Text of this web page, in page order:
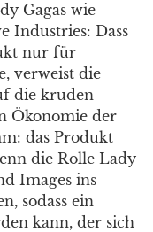
Gagas wie
Industries: Dass
nur für
verweist die
die kruden
Ökonomie der
das Produkt
die Rolle Lady
Images ins
sodass ein
kann, der sich